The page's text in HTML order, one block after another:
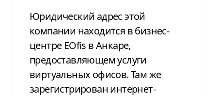
Юридический адрес этой
компании находится в бизнес-
центре EOfis в Анкаре,
предоставляющем услуги
виртуальных офисов. Там же
зарегистрирован интернет-